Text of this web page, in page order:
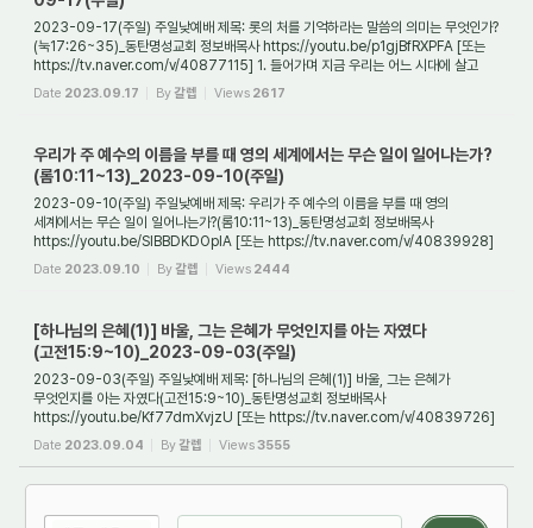
2023-09-17(주일) 주일낮예배 제목: 롯의 처를 기억하라는 말씀의 의미는 무엇인가?
(눅17:26~35)_동탄명성교회 정보배목사 https://youtu.be/p1gjBfRXPFA [또는
https://tv.naver.com/v/40877115] 1. 들어가며 지금 우리는 어느 시대에 살고
있는가? 우리는 과...
Date 2023.09.17 By갈렙 Views 2617
우리가 주 예수의 이름을 부를 때 영의 세계에서는 무슨 일이 일어나는가?
(롬10:11~13)_2023-09-10(주일)
2023-09-10(주일) 주일낮예배 제목: 우리가 주 예수의 이름을 부를 때 영의
세계에서는 무슨 일이 일어나는가?(롬10:11~13)_동탄명성교회 정보배목사
https://youtu.be/SlBBDKDOplA [또는 https://tv.naver.com/v/40839928]
1. 들어가며 사람들이 주 예수의 이...
Date 2023.09.10 By갈렙 Views 2444
[하나님의 은혜(1)] 바울, 그는 은혜가 무엇인지를 아는 자였다
(고전15:9~10)_2023-09-03(주일)
2023-09-03(주일) 주일낮예배 제목: [하나님의 은혜(1)] 바울, 그는 은혜가
무엇인지를 아는 자였다(고전15:9~10)_동탄명성교회 정보배목사
https://youtu.be/Kf77dmXvjzU [또는 https://tv.naver.com/v/40839726]
1. 들어가며 '은혜', 이것은 오늘날 교회에서...
Date 2023.09.04 By갈렙 Views3555